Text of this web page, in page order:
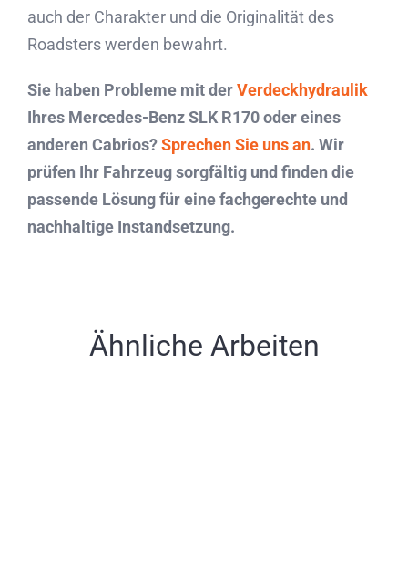
auch der Charakter und die Originalität des
Roadsters werden bewahrt.
Sie haben Probleme mit derVerdeckhydraulik
Ihres Mercedes-Benz SLK R170 oder eines
anderen Cabrios?Sprechen Sie uns an. Wir
prüfen Ihr Fahrzeug sorgfältig und finden die
passende Lösung für eine fachgerechte und
nachhaltige Instandsetzung.
Ähnliche Arbeiten